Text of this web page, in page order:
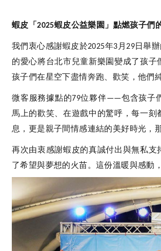
蝦皮「2025蝦皮公益樂園」點燃孩子們
我們衷心感謝蝦皮於2025年3 月 29日舉辦
的愛心將台北市兒童新樂園變成了孩
孩子們在星空下盡情奔跑、歡笑，他們
微客服務據點的79位夥伴——包含孩子
馬上的歡笑、在遊戲中的驚呼，每一
息，更是親子間情感連結的美好時光，
再次由衷感謝蝦皮的真誠付出與無私
了希望與夢想的火苗。這份溫暖與感動